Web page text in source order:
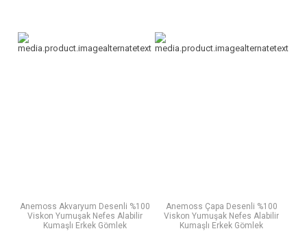
Anemoss Akvaryum Desenli %100
Viskon Yumuşak Nefes Alabilir
Kumaşlı Erkek Gömlek
Anemoss Çapa Desenli %100
Viskon Yumuşak Nefes Alabilir
Kumaşlı Erkek Gömlek